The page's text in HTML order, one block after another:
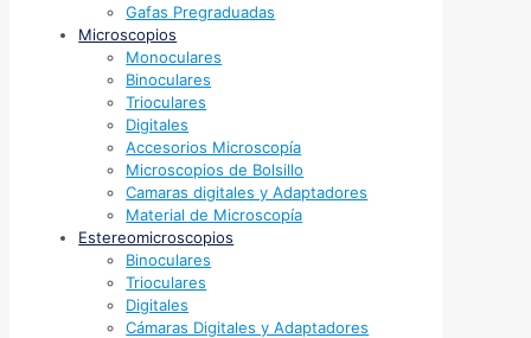
Gafas Pregraduadas
Microscopios
Monoculares
Binoculares
Trioculares
Digitales
Accesorios Microscopía
Microscopios de Bolsillo
Camaras digitales y Adaptadores
Material de Microscopía
Estereomicroscopios
Binoculares
Trioculares
Digitales
Cámaras Digitales y Adaptadores